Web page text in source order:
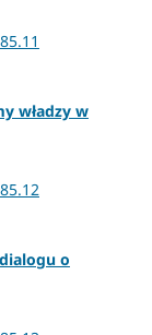
władzy w
o